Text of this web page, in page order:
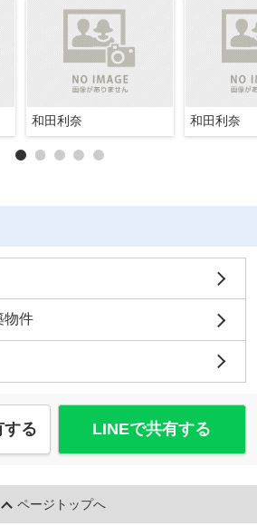
和田利奈 和田利奈
物件
する LINEで共有する
ページトップへ